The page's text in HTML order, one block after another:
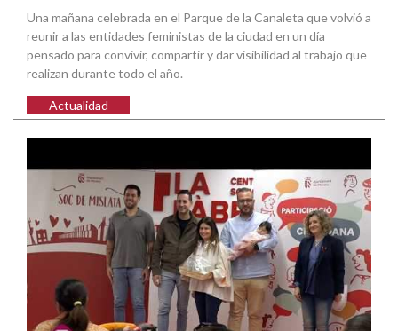
Una mañana celebrada en el Parque de la Canaleta que volvió a
reunir a las entidades feministas de la ciudad en un día
pensado para convivir, compartir y dar visibilidad al trabajo que
realizan durante todo el año.
Actualidad